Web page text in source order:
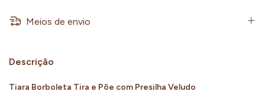
Meios de envio
Descrição
Tiara Borboleta Tira e Põe com Presilha Veludo